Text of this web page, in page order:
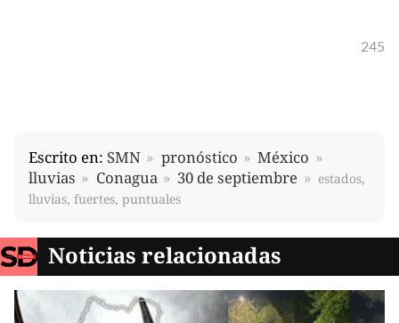
245
Escrito en: SMN pronóstico
México
lluvias
Conagua 30 de septiembre
estados,
lluvias, fuertes, puntuales
Noticias relacionadas